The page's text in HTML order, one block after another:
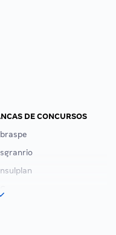
DE CONCURSOS